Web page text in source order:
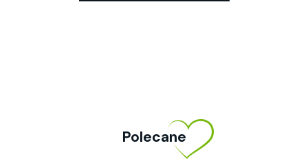
Polecane